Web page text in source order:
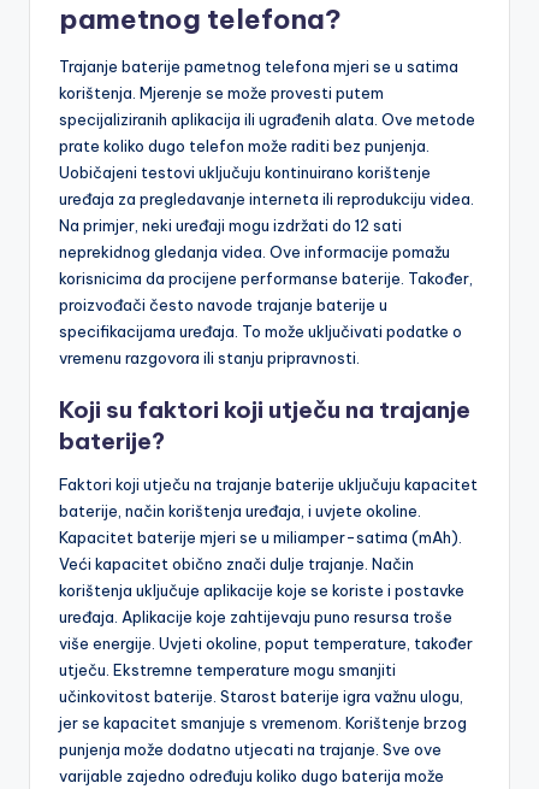
pametnog telefona?
Trajanje baterije pametnog telefona mjeri se u satima
korištenja. Mjerenje se može provesti putem
specijaliziranih aplikacija ili ugrađenih alata. Ove metode
prate koliko dugo telefon može raditi bez punjenja.
Uobičajeni testovi uključuju kontinuirano korištenje
uređaja za pregledavanje interneta ili reprodukciju videa.
Na primjer, neki uređaji mogu izdržati do 12 sati
neprekidnog gledanja videa. Ove informacije pomažu
korisnicima da procijene performanse baterije. Također,
proizvođači često navode trajanje baterije u
specifikacijama uređaja. To može uključivati podatke o
vremenu razgovora ili stanju pripravnosti.
Koji su faktori koji utječu na trajanje
baterije?
Faktori koji utječu na trajanje baterije uključuju kapacitet
baterije, način korištenja uređaja, i uvjete okoline.
Kapacitet baterije mjeri se u miliamper-satima (mAh).
Veći kapacitet obično znači dulje trajanje. Način
korištenja uključuje aplikacije koje se koriste i postavke
uređaja. Aplikacije koje zahtijevaju puno resursa troše
više energije. Uvjeti okoline, poput temperature, također
utječu. Ekstremne temperature mogu smanjiti
učinkovitost baterije. Starost baterije igra važnu ulogu,
jer se kapacitet smanjuje s vremenom. Korištenje brzog
punjenja može dodatno utjecati na trajanje. Sve ove
varijable zajedno određuju koliko dugo baterija može